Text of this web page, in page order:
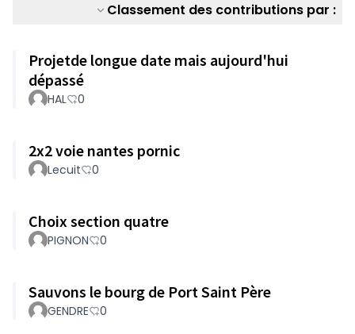
Classement des contributions par :
Projetde longue date mais aujourd'hui
dépassé
HAL 0
2x2 voie nantes pornic
Lecuit 0
Choix section quatre
PIGNON 0
Sauvons le bourg de Port Saint Père
GENDRE 0